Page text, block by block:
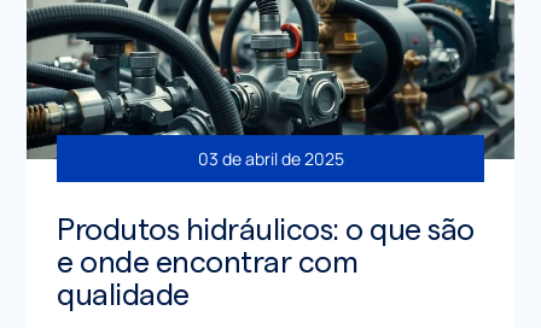
03 de abril de 2025
Produtos hidráulicos: o que são
e onde encontrar com
qualidade